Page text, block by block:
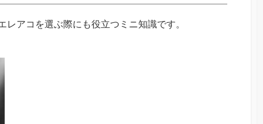
アコを選ぶ際にも役立つミニ知識です。